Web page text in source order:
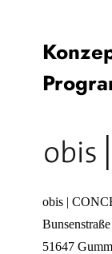
obis |
51647